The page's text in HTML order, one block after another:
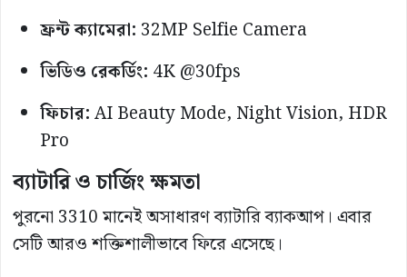
ফ্রন্ট ক্যামেরা: 32MP Selfie Camera
ভিডিও রেকর্ডিং: 4K @30fps
ফিচার:AI Beauty Mode, Night Vision, HDR
Pro
ব্যাটারি ও চার্জিং ক্ষমতা
পুরনো 3310 মানেই অসাধারণ ব্যাটারি ব্যাকআপ। এবার
সেটি আরও শক্তিশালীভাবে ফিরে এসেছে।